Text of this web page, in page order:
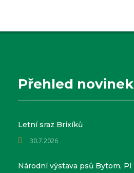
Přehled novinek
Letní sraz Brixíků
30.7.2026
Národní výstava psů Bytom, Pl